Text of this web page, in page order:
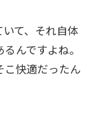
て、それ自体
んですよね。
こ快適だったん